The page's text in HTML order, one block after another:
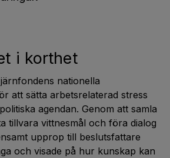
i korthet
nationella
att sätta arbetsrelaterad stress
agendan. Genom att samla
tillvara vittnesmål och föra dialog
upprop till beslutsfattare
och visade på hur kunskap kan